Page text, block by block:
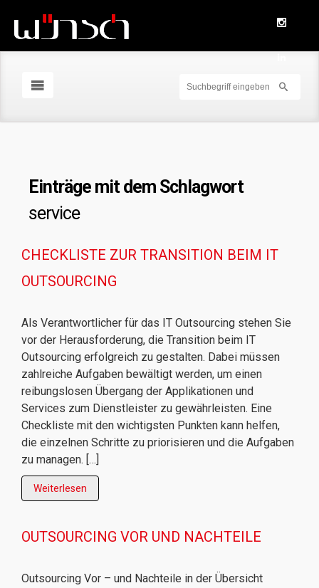
Einträge mit dem Schlagwort
service
CHECKLISTE ZUR TRANSITION BEIM IT
OUTSOURCING
Als Verantwortlicher für das IT Outsourcing stehen Sie
vor der Herausforderung, die Transition beim IT
Outsourcing erfolgreich zu gestalten. Dabei müssen
zahlreiche Aufgaben bewältigt werden, um einen
reibungslosen Übergang der Applikationen und
Services zum Dienstleister zu gewährleisten. Eine
Checkliste mit den wichtigsten Punkten kann helfen,
die einzelnen Schritte zu priorisieren und die Aufgaben
zu managen. […]
Weiterlesen
OUTSOURCING VOR UND NACHTEILE
Outsourcing Vor – und Nachteile in der Übersicht